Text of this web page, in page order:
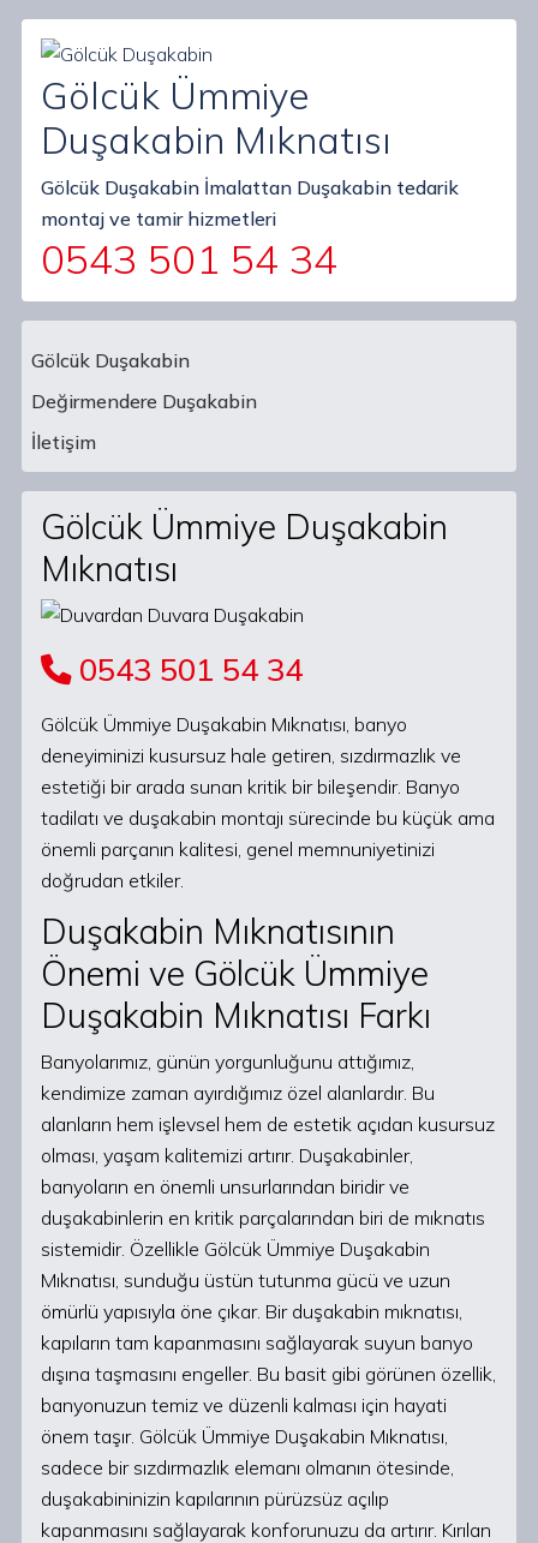
Gölcük Ümmiye
Duşakabin Mıknatısı
Gölcük Duşakabin İmalattan Duşakabin tedarik
montaj ve tamir hizmetleri
0543 501 54 34
Main Navigation
Gölcük Duşakabin
Değirmendere Duşakabin
İletişim
Gölcük Ümmiye Duşakabin
Mıknatısı
0543 501 54 34
Gölcük Ümmiye Duşakabin Mıknatısı, banyo
deneyiminizi kusursuz hale getiren, sızdırmazlık ve
estetiği bir arada sunan kritik bir bileşendir. Banyo
tadilatı ve duşakabin montajı sürecinde bu küçük ama
önemli parçanın kalitesi, genel memnuniyetinizi
doğrudan etkiler.
Duşakabin Mıknatısının
Önemi ve Gölcük Ümmiye
Duşakabin Mıknatısı Farkı
Banyolarımız, günün yorgunluğunu attığımız,
kendimize zaman ayırdığımız özel alanlardır. Bu
alanların hem işlevsel hem de estetik açıdan kusursuz
olması, yaşam kalitemizi artırır. Duşakabinler,
banyoların en önemli unsurlarından biridir ve
duşakabinlerin en kritik parçalarından biri de mıknatıs
sistemidir. Özellikle Gölcük Ümmiye Duşakabin
Mıknatısı, sunduğu üstün tutunma gücü ve uzun
ömürlü yapısıyla öne çıkar. Bir duşakabin mıknatısı,
kapıların tam kapanmasını sağlayarak suyun banyo
dışına taşmasını engeller. Bu basit gibi görünen özellik,
banyonuzun temiz ve düzenli kalması için hayati
önem taşır. Gölcük Ümmiye Duşakabin Mıknatısı,
sadece bir sızdırmazlık elemanı olmanın ötesinde,
duşakabininizin kapılarının pürüzsüz açılıp
kapanmasını sağlayarak konforunuzu da artırır. Kırılan